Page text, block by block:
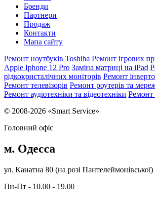
Бренди
Партнери
Продаж
Контакти
Мапа сайту
Ремонт ноутбуків Toshiba Ремонт ігрових
Apple Iphone 12 Pro Заміна матриці на iPad
рідкокристалічних моніторів Ремонт
Ремонт телевізорів Ремонт роутерів та
Ремонт аудіотехніки та відеотехніки Ремонт
© 2008-2026 «Smart Service»
Головний офіс
м. Одесса
ул. Канатна 80 (на розі Пантелеймонівської)
Пн-Пт - 10.00 - 19.00